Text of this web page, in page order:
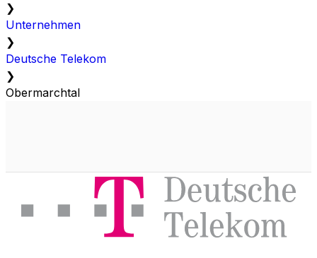
❯
Unternehmen
❯
Deutsche Telekom
❯
Obermarchtal